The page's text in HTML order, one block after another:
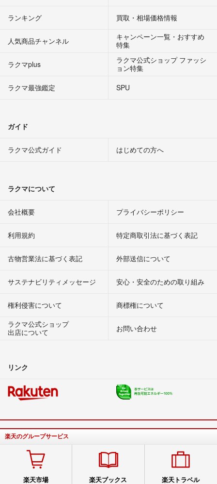
ランキング 買取・相場価格情報
人気商品チャンネル
キャンペーン一覧・おすすめ
特集
ラクマplus
ラクマ公式ショップ ファッシ
ョン特集
ラクマ最強鑑定
SPU
ガイド
ラクマ公式ガイド はじめての方へ
ラクマについて
会社概要 プライバシーポリシー
利用規約 特定商取引法に基づく表記
古物営業法に基づく表記 外部送信について
サステナビリティメッセージ 安心・安全のための取り組み
権利侵害について
商標権について
ラクマ公式ショップ
出店について
お問い合わせ
リンク
楽天のグループサービス
楽天市場 楽天ブックス 楽天トラベル